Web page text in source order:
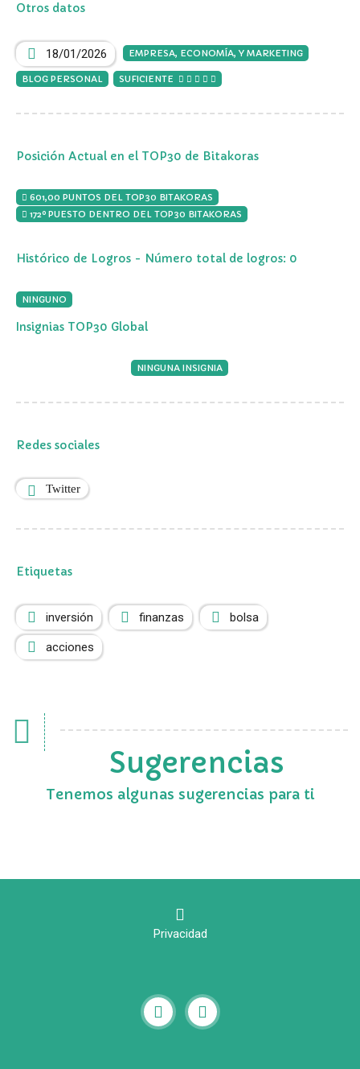
Otros datos
18/01/2026 EMPRESA, ECONOMÍA, Y MARKETING
BLOG PERSONAL SUFICIENTE
Posición Actual en el TOP30 de Bitakoras
601,00 PUNTOS DEL TOP30 BITAKORAS
172º PUESTO DENTRO DEL TOP30 BITAKORAS
Histórico de Logros - Número total de logros: 0
NINGUNO
Insignias TOP30 Global
NINGUNA INSIGNIA
Redes sociales
Twitter
Etiquetas
inversión finanzas bolsa
acciones
Sugerencias
Tenemos algunas sugerencias para ti
Privacidad